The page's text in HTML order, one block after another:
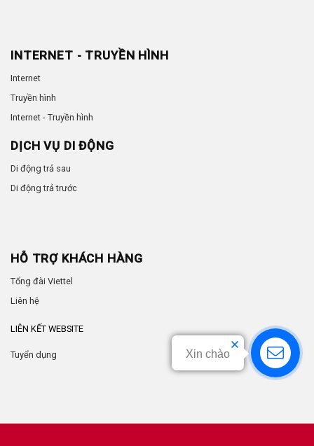
INTERNET - TRUYỀN HÌNH
Internet
Truyền hình
Internet - Truyền hình
DỊCH VỤ DI ĐỘNG
Di động trả sau
Di động trả trước
HỖ TRỢ KHÁCH HÀNG
Tổng đài Viettel
Liên hệ
LIÊN KẾT WEBSITE
Tuyển dụng Xin chào